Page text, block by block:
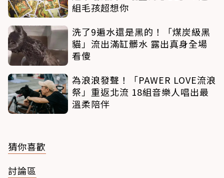
組毛孩超想你
洗了9遍水還是黑的！「煤炭級黑
貓」流出滿缸髒水 露出真身全場
看傻
為浪浪發聲！「PAWER LOVE流浪
祭」重返北流 18組音樂人唱出最
溫柔陪伴
猜你喜歡
討論區